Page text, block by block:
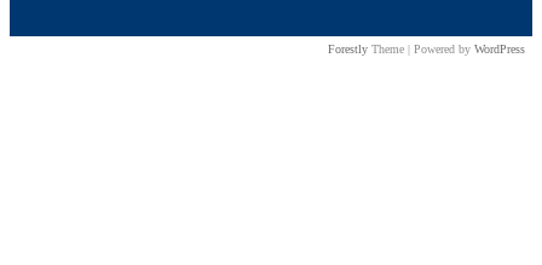
Forestly Theme | Powered by WordPress